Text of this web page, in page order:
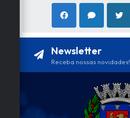
Newsletter
Receba nossas novidades!